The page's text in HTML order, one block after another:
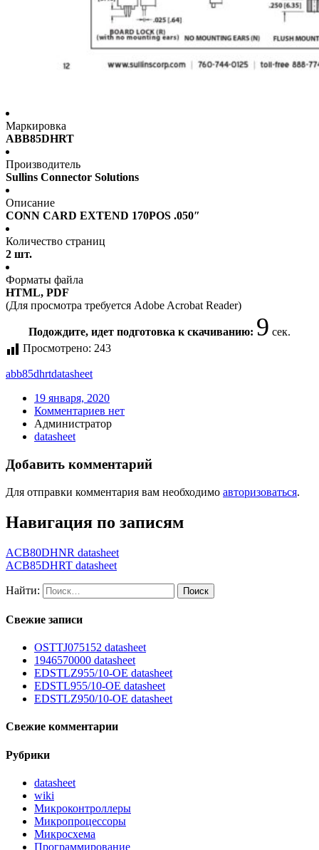
Маркировка
ABB85DHRT
Производитель
Sullins Connector Solutions
Описание
CONN CARD EXTEND 170POS .050″
Количество страниц
2 шт.
Форматы файла
HTML, PDF
(Для просмотра требуется Adobe Acrobat Reader)
Подождите, идет подготовка к скачиванию: 9 сек.
Просмотрено: 243
abb85dhrtdatasheet
19 января, 2020
Комментариев нет
Администратор
datasheet
Добавить комментарий
Для отправки комментария вам необходимо авторизоваться.
Навигация по записям
ACB80DHNR datasheet
ACB85DHRT datasheet
Найти:
Свежие записи
OSTTJ075152 datasheet
1946570000 datasheet
EDSTLZ955/10-OE datasheet
EDSTL955/10-OE datasheet
EDSTLZ950/10-OE datasheet
Свежие комментарии
Рубрики
datasheet
wiki
Микроконтроллеры
Микропроцессоры
Микросхема
Программирование